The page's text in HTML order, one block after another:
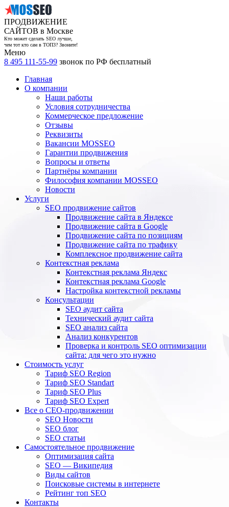
ПРОДВИЖЕНИЕ
САЙТОВ в Москве
Кто может сделать SEO лучше,
чем тот кто сам в ТОП3? Звоните!
Меню
8 495 111-55-99 звонок по РФ бесплатный
Главная
О компании
Наши работы
Условия сотрудничества
Коммерческое предложение
Отзывы
Реквизиты
Вакансии MOSSEO
Гарантии продвижения
Вопросы и ответы
Партнёры компании
Философия компании MOSSEO
Новости
Услуги
SEO продвижение сайтов
Продвижение сайта в Яндексе
Продвижение сайта в Google
Продвижение сайта по позициям
Продвижение сайта по трафику
Комплексное продвижение сайта
Контекстная реклама
Контекстная реклама Яндекс
Контекстная реклама Google
Настройка контекстной рекламы
Консультации
SEO аудит сайта
Технический аудит сайта
SEO анализ сайта
Анализ конкурентов
Проверка и контроль SEO оптимизации
сайта: для чего это нужно
Стоимость услуг
Тариф SEO Region
Тариф SEO Standart
Тариф SEO Plus
Тариф SEO Expert
Все о СЕО-продвижении
SEO Новости
SEO блог
SEO статьи
Самостоятельное продвижение
Оптимизация сайта
SEO — Википедия
Виды сайтов
Поисковые системы в интернете
Рейтинг топ SEO
Контакты